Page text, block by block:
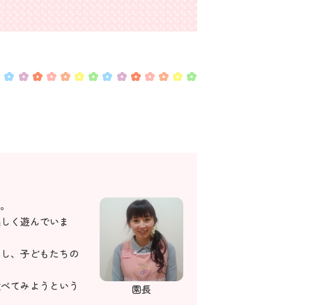
園長
く遊んでいま
、子どもたちの
てみようという